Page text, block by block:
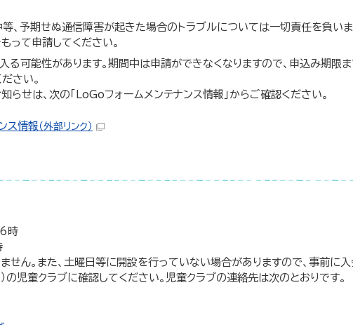
、予期せぬ通信障害が起きた場合のトラブルについては一切責任を負い
って申請してください。
る可能性があります。期間中は申請ができなくなりますので、申込み期限
さい。
らせは、次の「LoGoフォームメンテナンス情報」からご確認ください。
ス情報 （外部リンク）
6時
せん。また、土曜日等に開設を行っていない場合がありますので、事前に
の児童クラブに確認してください。児童クラブの連絡先は次のとおりです。